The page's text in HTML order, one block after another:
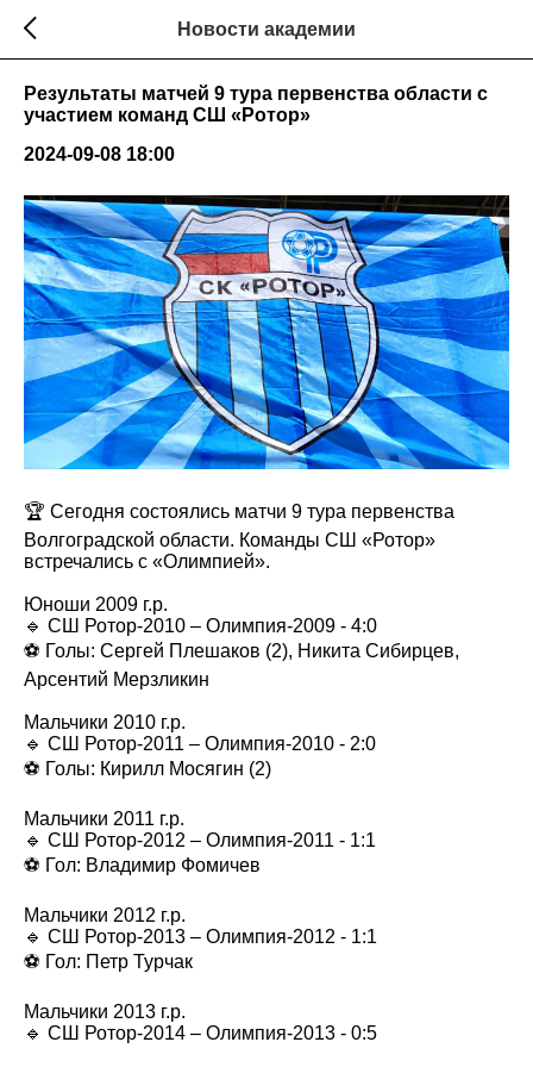
Новости академии
Результаты матчей 9 тура первенства области с
участием команд СШ «Ротор»
2024-09-08 18:00
🏆 Сегодня состоялись матчи 9 тура первенства
Волгоградской области. Команды СШ «Ротор»
встречались с «Олимпией».
Юноши 2009 г.р.
🔹 СШ Ротор-2010 – Олимпия-2009 - 4:0
⚽️ Голы: Сергей Плешаков (2), Никита Сибирцев,
Арсентий Мерзликин
Мальчики 2010 г.р.
🔹 СШ Ротор-2011 – Олимпия-2010 - 2:0
⚽️ Голы: Кирилл Мосягин (2)
Мальчики 2011 г.р.
🔹 СШ Ротор-2012 – Олимпия-2011 - 1:1
⚽️ Гол: Владимир Фомичев
Мальчики 2012 г.р.
🔹 СШ Ротор-2013 – Олимпия-2012 - 1:1
⚽️ Гол: Петр Турчак
Мальчики 2013 г.р.
🔹 СШ Ротор-2014 – Олимпия-2013 - 0:5